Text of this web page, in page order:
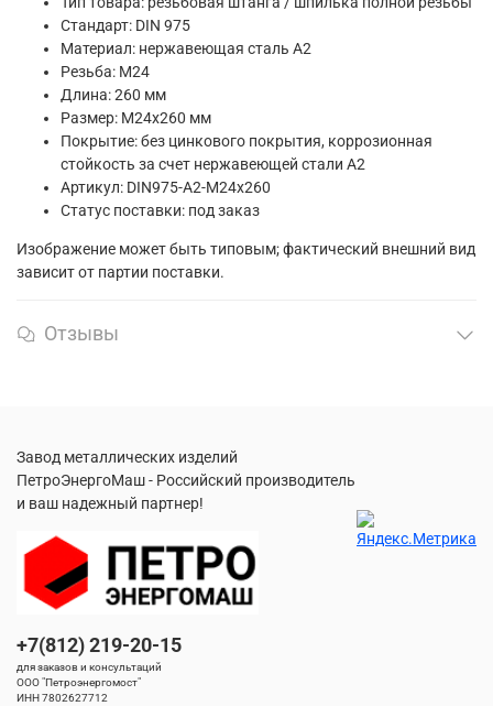
Стандарт: DIN 975
Материал: нержавеющая сталь A2
Резьба: М24
Длина: 260 мм
Размер: М24х260 мм
Покрытие: без цинкового покрытия, коррозионная
стойкость за счет нержавеющей стали A2
Артикул: DIN975-A2-M24x260
Статус поставки: под заказ
Изображение может быть типовым; фактический внешний вид
зависит от партии поставки.
Отзывы
+7(812) 219-20-15
для заказов и консультаций
ООО "Петроэнергомост"
ИНН 7802627712
Завод металлических изделий
ПетроЭнергоМаш - Российский производитель
и ваш надежный партнер!